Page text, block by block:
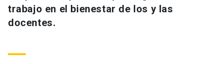
Personal
Mi Cuenta UC launch
Mi Portal UC
trabajo en el bienestar de los y las
docentes.